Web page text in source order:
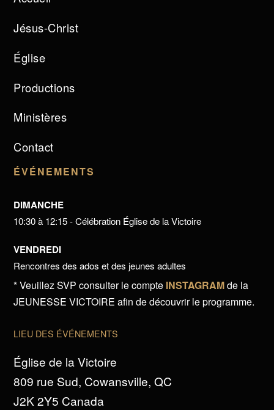
Jésus-Christ
Église
Productions
Ministères
Contact
ÉVÉNEMENTS
DIMANCHE
10:30 à 12:15 - Célébration Église de la Victoire
VENDREDI
Rencontres des ados et des jeunes adultes
* Veuillez SVP consulter le compte INSTAGRAMde la
JEUNESSE VICTOIRE afin de découvrir le programme.
LIEU DES ÉVÉNEMENTS
Église de la Victoire
809 rue Sud, Cowansville, QC
J2K 2Y5 Canada